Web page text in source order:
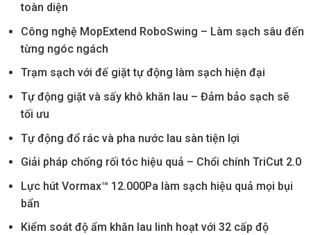
toàn diện
Công nghệ MopExtend RoboSwing – Làm sạch sâu đến
từng ngóc ngách
Trạm sạch với đế giặt tự động làm sạch hiện đại
Tự động giặt và sấy khô khăn lau – Đảm bảo sạch sẽ
tối ưu
Tự động đổ rác và pha nước lau sàn tiện lợi
Giải pháp chống rối tóc hiệu quả – Chổi chính TriCut 2.0
Lực hút Vormax™ 12.000Pa làm sạch hiệu quả mọi bụi
bẩn
Kiểm soát độ ẩm khăn lau linh hoạt với 32 cấp độ